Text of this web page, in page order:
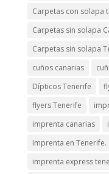
Carpetas con solapa
Carpetas sin solapa
Carpetas sin solapa
cuños canarias
Dípticos Tenerife
flyers Tenerife
imprenta canarias
Imprenta en Tenerife.
imprenta express